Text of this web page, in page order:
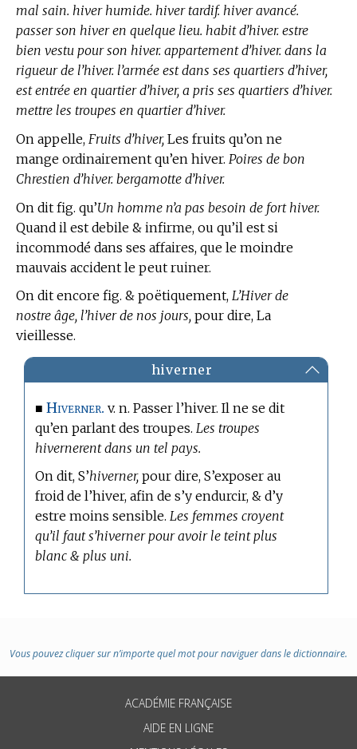
mal sain. hiver humide. hiver tardif. hiver avancé.
passer son hiver en quelque lieu. habit d’hiver. estre
bien vestu pour son hiver. appartement d’hiver. dans la
rigueur de l’hiver. l’armée est dans ses quartiers d’hiver,
est entrée en quartier d’hiver, a pris ses quartiers d’hiver.
mettre les troupes en quartier d’hiver.
On appelle, Fruits d’hiver, Les fruits qu’on ne
mange ordinairement qu’en hiver. Poires de bon
Chrestien d’hiver. bergamotte d’hiver.
On dit fig. qu’Un homme n’a pas besoin de fort hiver.
Quand il est debile & infirme, ou qu’il est si
incommodé dans ses affaires, que le moindre
mauvais accident le peut ruiner.
On dit encore fig. & poëtiquement, L’Hiver de
nostre âge, l’hiver de nos jours, pour dire, La
vieillesse.
hiverner
■Hiverner. v. n. Passer l’hiver. Il ne se dit
qu’en parlant des troupes. Les troupes
hivernerent dans un tel pays.
On dit, S’hiverner, pour dire, S’exposer au
froid de l’hiver, afin de s’y endurcir, & d’y
estre moins sensible.Les femmes croyent
qu’il faut s’hiverner pour avoir le teint plus
blanc & plus uni.
Vous pouvez cliquer sur n’importe quel mot pour naviguer dans le dictionnaire.
ACADÉMIE FRANÇAISE
AIDE EN LIGNE